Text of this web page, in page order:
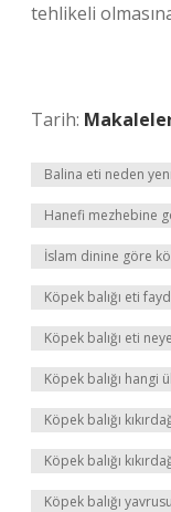
tehlikeli
Tarih:
Balina eti neden
Hanefi mezhebine
İslam dinine göre
Köpek balığı eti
Köpek balığı eti
Köpek balığı hangi
Köpek balığı
Köpek balığı
Köpek balığı